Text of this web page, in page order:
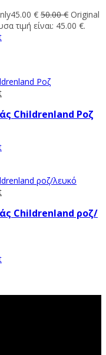
45.00 € 50.00€ Original
τιμή είναι: 45.00 €.
Childrenland Ροζ
Childrenland ροζ/